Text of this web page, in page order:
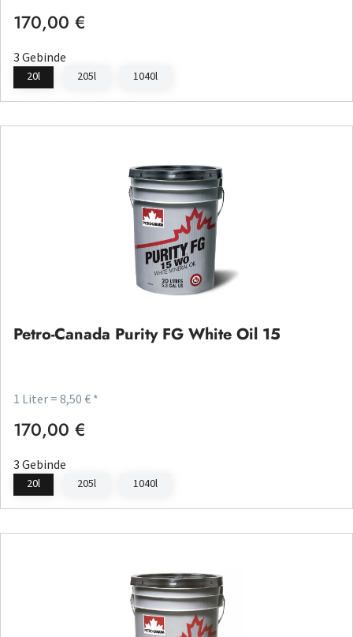
Regulärer Preis:
170,00 €
3 Gebinde
20l 205l 1040l
Petro-Canada Purity FG White Oil 15
1 Liter = 8,50 € *
Regulärer Preis:
170,00 €
3 Gebinde
20l 205l 1040l